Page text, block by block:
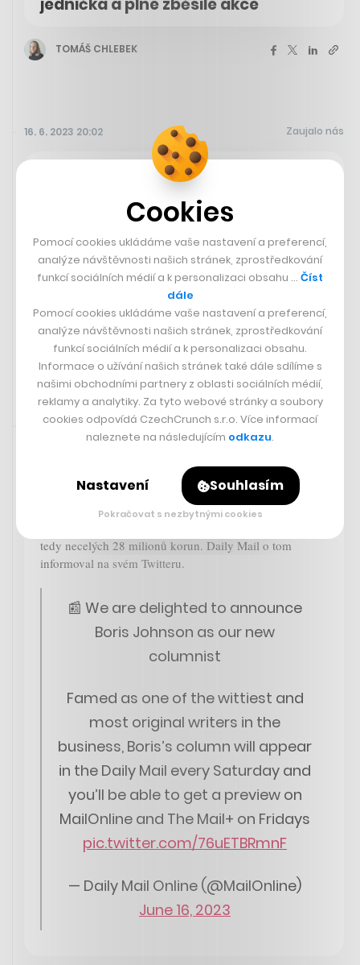
TOMÁŠ CHLEBEK
16. 6. 2023 20:02 Zaujalo nás
Před 60 lety odstartovala do vesmíru na palubě Vostoku
6 Valentina Těreškovová. Podívejte se v galerii
, jak to tehdy vypadalo.
Seznam Zprávy
Takové to bylo, když do vesmíru
letěla první žena. Valentina
Těreškovová
16. 6. 2023 19:56 Sdíleno přes aplikaci Twitter
Bývalý britský premiér Boris Johnson se vrací na dráhu
novináře. Každou sobotu bude publikovat sloupek v
bulvárním deníku Daily Mail. Podle staniceITV News
tedy necelých 28 milionů korun. Daily Mail o tom
informoval na svém Twitteru.
📰 We are delighted to announce
Boris Johnson as our new
columnist
Famed as one of the wittiest and
most original writers in the
business, Boris’s column will appear
in the Daily Mail every Saturday and
you’ll be able to get a preview on
MailOnline and The Mail+ on Fridays
pic.twitter.com/76uETBRmnF
— Daily Mail Online (@MailOnline)
June 16, 2023
Cookies
Pomocí cookies ukládáme vaše nastavení a preferencí,
analýze návštěvnosti našich stránek, zprostředkování
funkcí sociálních médií a k personalizaci obsahu … Číst
dále
Pomocí cookies ukládáme vaše nastavení a preferencí,
analýze návštěvnosti našich stránek, zprostředkování
funkcí sociálních médií a k personalizaci obsahu.
Informace o užívání našich stránek také dále sdílíme s
našimi obchodními partnery z oblasti sociálních médií,
reklamy a analytiky. Za tyto webové stránky a soubory
cookies odpovídá CzechCrunch s.r.o. Více informací
naleznete na následujícím odkazu.
Nastavení Souhlasím
Pokračovat s nezbytnými cookies